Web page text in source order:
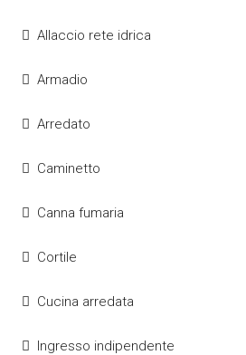
Allaccio rete idrica
Armadio
Arredato
Caminetto
Canna fumaria
Cortile
Cucina arredata
Ingresso indipendente